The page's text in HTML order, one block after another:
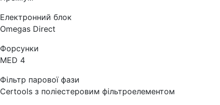
Електронний блок
Omegas Direct
Форсунки
MED 4
Фільтр парової фази
Certools з поліестеровим фільтроелементом